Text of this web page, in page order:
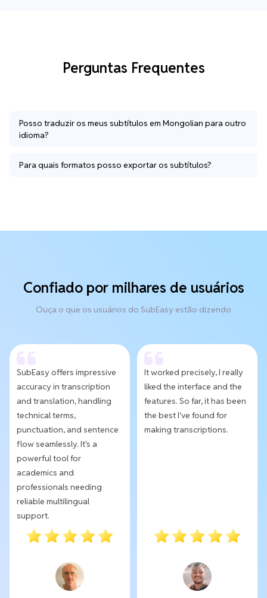
Perguntas Frequentes
Posso traduzir os meus subtítulos em Mongolian para outro
idioma?
Para quais formatos posso exportar os subtítulos?
Confiado por milhares de usuários
Ouça o que os usuários do SubEasy estão dizendo
SubEasy offers impressive
accuracy in transcription
and translation, handling
technical terms,
punctuation, and sentence
flow seamlessly. It's a
powerful tool for
academics and
professionals needing
reliable multilingual
support.
It worked precisely, I really
liked the interface and the
features. So far, it has been
the best I've found for
making transcriptions.